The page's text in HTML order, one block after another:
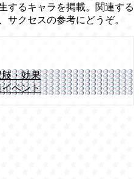
するキャラを掲載。関連する
サクセスの参考にどうぞ。
・効果
ベント